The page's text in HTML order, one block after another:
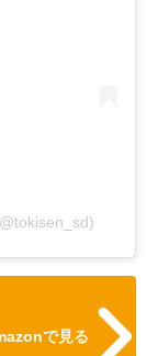
で見る